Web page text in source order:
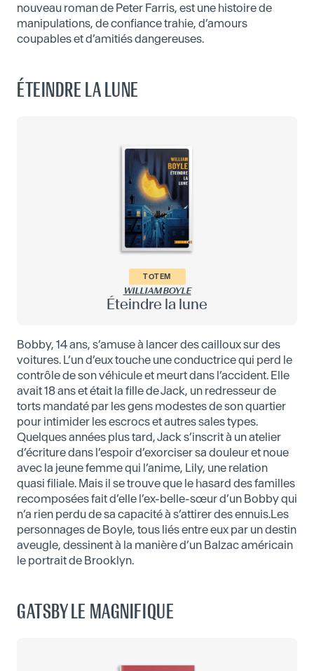
nouveau roman de Peter Farris, est une histoire de
manipulations, de confiance trahie, d’amours
coupables et d’amitiés dangereuses.
ÉTEINDRE LA LUNE
TOTEM
WILLIAM BOYLE
Éteindre la lune
Bobby, 14 ans, s’amuse à lancer des cailloux sur des
voitures. L’un d’eux touche une conductrice qui perd le
contrôle de son véhicule et meurt dans l’accident. Elle
avait 18 ans et était la fille de Jack, un redresseur de
torts mandaté par les gens modestes de son quartier
pour intimider les escrocs et autres sales types.
Quelques années plus tard, Jack s’inscrit à un atelier
d’écriture dans l’espoir d’exorciser sa douleur et noue
avec la jeune femme qui l’anime, Lily, une relation
quasi filiale. Mais il se trouve que le hasard des familles
recomposées fait d’elle l’ex-belle-sœur d’un Bobby qui
n’a rien perdu de sa capacité à s’attirer des ennuis.Les
personnages de Boyle, tous liés entre eux par un destin
aveugle, dessinent à la manière d’un Balzac américain
le portrait de Brooklyn.
GATSBY LE MAGNIFIQUE